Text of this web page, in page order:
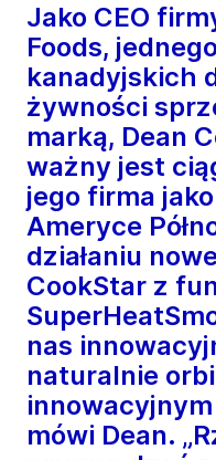
Jako CEO
Foods,
kanadyjskich
żywności
marką, Dean
ważny jest
jego firma
Ameryce
działaniu
CookStar z
nas
naturalnie
mówi Dean.